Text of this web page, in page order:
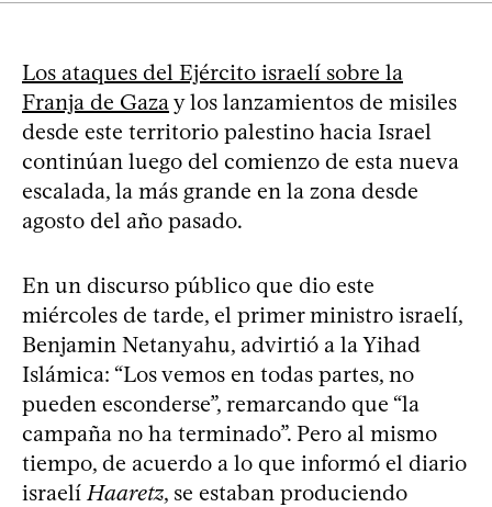
Los ataques del Ejército israelí sobre la
Franja de Gazay los lanzamientos de misiles
desde este territorio palestino hacia Israel
continúan luego del comienzo de esta nueva
escalada, la más grande en la zona desde
agosto del año pasado.
En un discurso público que dio este
miércoles de tarde, el primer ministro israelí,
Benjamin Netanyahu, advirtió a la Yihad
Islámica: “Los vemos en todas partes, no
pueden esconderse”, remarcando que “la
campaña no ha terminado”. Pero al mismo
tiempo, de acuerdo a lo que informó el diario
israelí Haaretz, se estaban produciendo